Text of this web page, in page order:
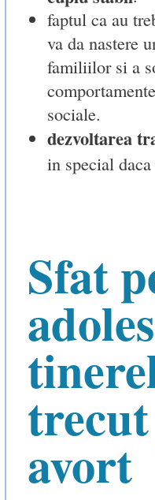
faptul ca au
va da nastere
familiilor si a
sociale.
dezvoltarea
in special
Sfat
avort